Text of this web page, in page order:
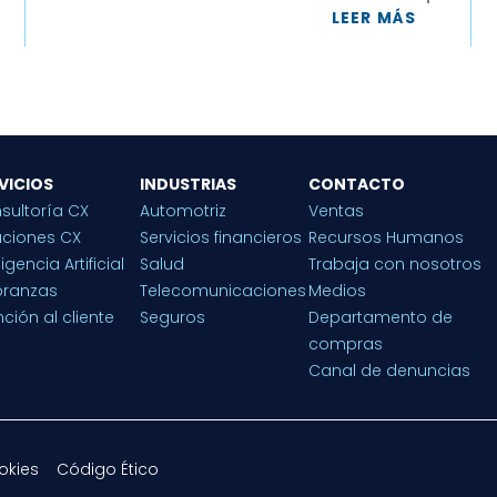
LEER MÁS
CX
CX
Artificial
al cliente
INDUSTRIAS
Automotriz
Servicios financieros
Salud
Telecomunicaciones
Seguros
CONTACTO
Ventas
Recursos Humanos
Trabaja con nosotros
Medios
Departamento de
compras
Canal de denuncias
Código Ético